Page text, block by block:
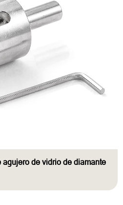
agujero de vidrio de diamante